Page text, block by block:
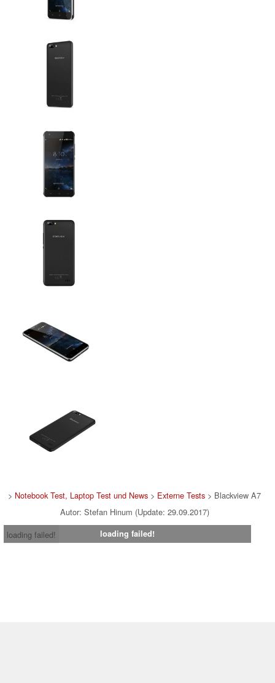
> Notebook Test, Laptop Test und News > Externe Tests > Blackview A7
Autor: Stefan Hinum (Update: 29.09.2017)
loading failed!
loading failed!